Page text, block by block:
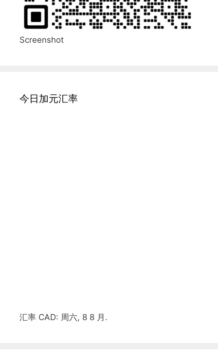
Screenshot
今日加元汇率
汇率 CAD: 周六, 8 8 月.